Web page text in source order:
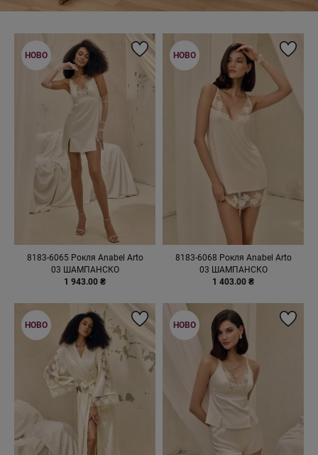
8183-6065 Рокля Anabel Arto
03 ШАМПАНСКО
1 943.00 ₴
НОВО
8183-6068 Рокля Anabel Arto
03 ШАМПАНСКО
1 403.00 ₴
НОВО
НОВО НОВО